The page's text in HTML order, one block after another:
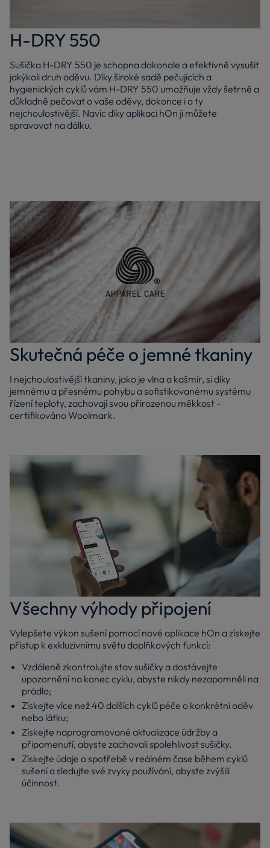
H-DRY 550
Sušička H-DRY 550 je schopna dokonale a efektivně vysušit
jakýkoli druh oděvu. Díky široké sadě pečujících a
hygienických cyklů vám H-DRY 550 umožňuje vždy šetrně a
důkladně pečovat o vaše oděvy, dokonce i o ty
nejchoulostivější. Navíc díky aplikaci hOn ji můžete
spravovat na dálku.
Skutečná péče o jemné tkaniny
I nejchoulostivější tkaniny, jako je vlna a kašmír, si díky
jemnému a přesnému pohybu a sofistikovanému systému
řízení teploty, zachovají svou přirozenou měkkost -
certifikováno Woolmark.
Všechny výhody připojení
Vylepšete výkon sušení pomocí nové aplikace hOn a získejte
přístup k exkluzivnímu světu doplňkových funkcí:
Vzdáleně zkontrolujte stav sušičky a dostávejte
upozornění na konec cyklu, abyste nikdy nezapomněli na
prádlo;
Získejte více než 40 dalších cyklů péče o konkrétní oděv
nebo látku;
Získejte naprogramované aktualizace údržby a
připomenutí, abyste zachovali spolehlivost sušičky.
Získejte údaje o spotřebě v reálném čase během cyklů
sušení a sledujte své zvyky používání, abyste zvýšili
účinnost.